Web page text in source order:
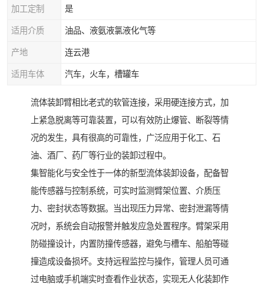
加工定制 是
适用介质 油品、液氨液氯液化气等
产地 连云港
适用车体 汽车，火车，槽罐车
流体装卸臂相比老式的软管连接，采用硬连接方式，加
上紧急脱离等可靠装置，可以有效防止爆管、断裂等情
况的发生，具有很高的可靠性，广泛应用于化工、石
油、酒厂、药厂等行业的装卸过程中。
集智能化与安全性于一体的新型流体装卸设备，配备智
能传感器与控制系统，可实时监测臂架位置、介质压
力、密封状态等数据。当出现压力异常、密封泄漏等情
况时，系统会自动报警并触发应急处置程序。臂架采用
防碰撞设计，内置防撞传感器，避免与槽车、船舶等碰
撞造成设备损坏。支持远程监控与操作，管理人员可通
过电脑或手机端实时查看作业状态，实现无人化装卸作